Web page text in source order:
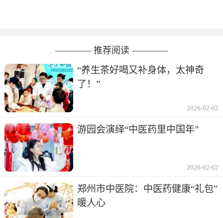
———— 推荐阅读 ————
“养生茶好喝又补身体，太神奇
了！”
2026-02-02
游园会演绎“中医药里中国年”
2026-02-02
郑州市中医院：中医药健康“礼包”
暖人心